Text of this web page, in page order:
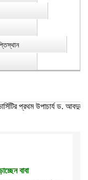
উপাচার্য ড. আবদুল হাছিব
বাবা